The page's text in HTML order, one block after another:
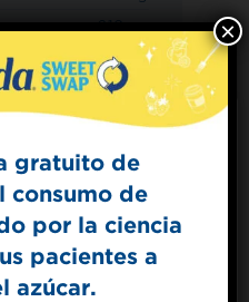
210mg
32 g
1 g
gratuito de
consumo de
por la ciencia
pacientes a
azúcar.
×
The Sweet Dish
Get mouth-watering recipes from the